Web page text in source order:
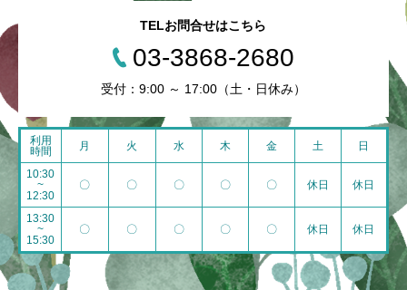
TELお問合せはこちら
03-3868-2680
受付：9:00 ～ 17:00（土・日休み）
利用
時間
月 火 水 木 金 土 日
10:30
~
12:30
〇 〇 〇 〇 〇 休日 休日
13:30
~
15:30
〇 〇 〇 〇 〇 休日 休日